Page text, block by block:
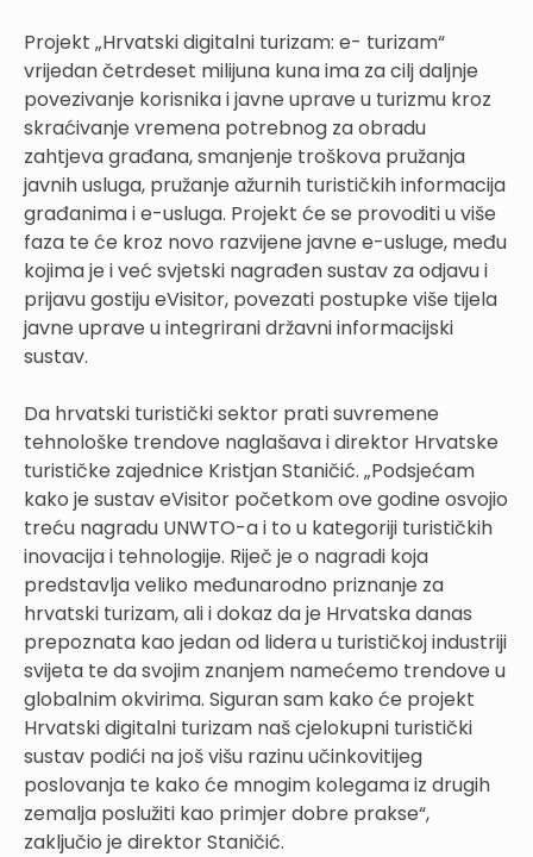
Projekt „Hrvatski digitalni turizam: e- turizam“
vrijedan četrdeset milijuna kuna ima za cilj daljnje
povezivanje korisnika i javne uprave u turizmu kroz
skraćivanje vremena potrebnog za obradu
zahtjeva građana, smanjenje troškova pružanja
javnih usluga, pružanje ažurnih turističkih informacija
građanima i e-usluga. Projekt će se provoditi u više
faza te će kroz novo razvijene javne e-usluge, među
kojima je i već svjetski nagrađen sustav za odjavu i
prijavu gostiju eVisitor, povezati postupke više tijela
javne uprave u integrirani državni informacijski
sustav.
Da hrvatski turistički sektor prati suvremene
tehnološke trendove naglašava i direktor Hrvatske
turističke zajednice Kristjan Staničić. „Podsjećam
kako je sustav eVisitor početkom ove godine osvojio
treću nagradu UNWTO-a i to u kategoriji turističkih
inovacija i tehnologije. Riječ je o nagradi koja
predstavlja veliko međunarodno priznanje za
hrvatski turizam, ali i dokaz da je Hrvatska danas
prepoznata kao jedan od lidera u turističkoj industriji
svijeta te da svojim znanjem namećemo trendove u
globalnim okvirima. Siguran sam kako će projekt
Hrvatski digitalni turizam naš cjelokupni turistički
sustav podići na još višu razinu učinkovitijeg
poslovanja te kako će mnogim kolegama iz drugih
zemalja poslužiti kao primjer dobre prakse“,
zaključio je direktor Staničić.